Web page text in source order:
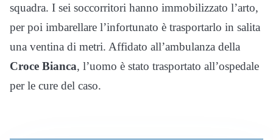
squadra. I sei soccorritori hanno immobilizzato l’arto,
per poi imbarellare l’infortunato è trasportarlo in salita
una ventina di metri. Affidato all’ambulanza della
Croce Bianca, l’uomo è stato trasportato all’ospedale
per le cure del caso.